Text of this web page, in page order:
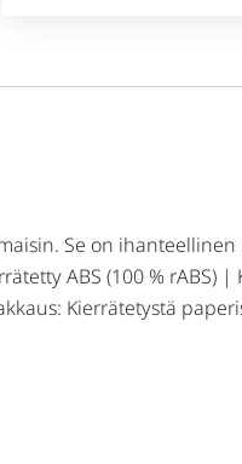
Se on
ABS (100 % rABS) |
Kierrätetystä